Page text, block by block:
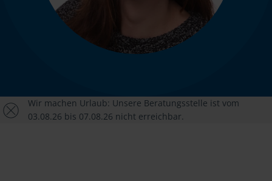
Wir machen Urlaub: Unsere Beratungsstelle ist vom
03.08.26 bis 07.08.26 nicht erreichbar.